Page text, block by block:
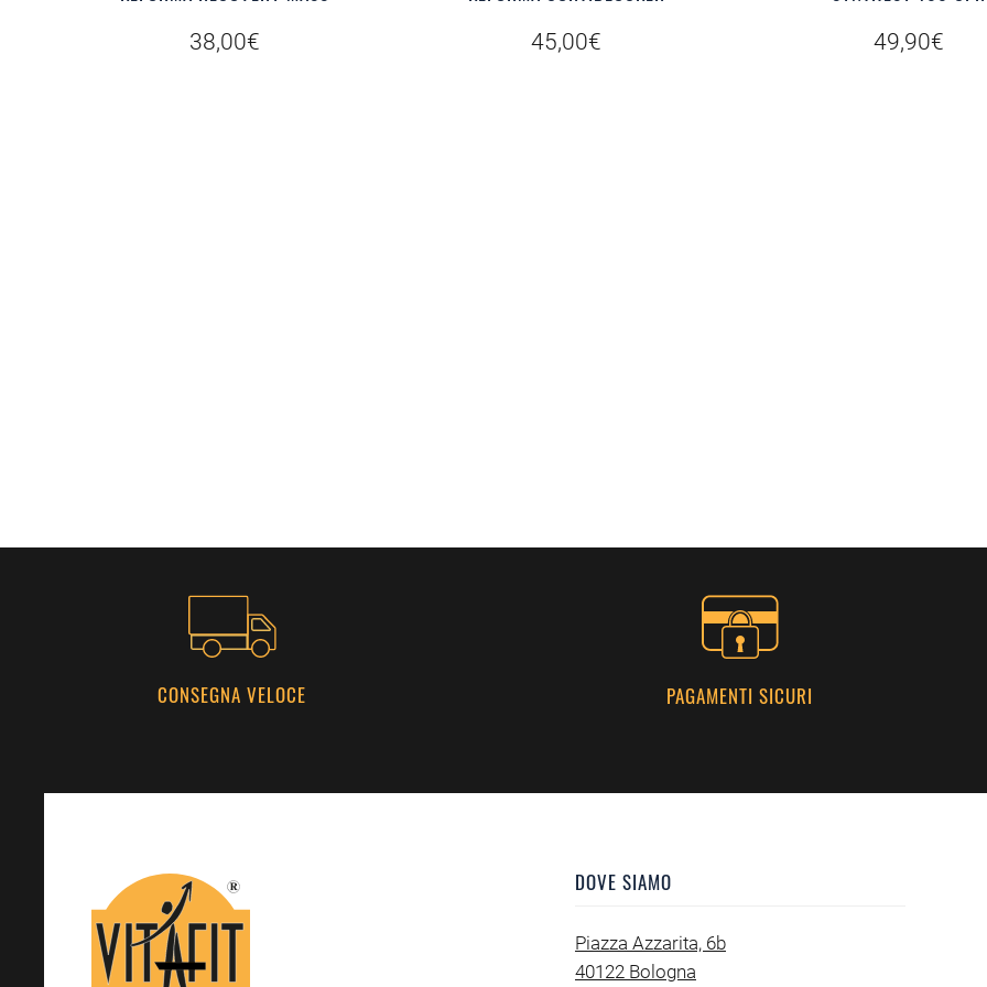
38,00€
45,00€
49,90€
CONSEGNA VELOCE PAGAMENTI SICURI
DOVE SIAMO
Piazza Azzarita, 6b
40122 Bologna